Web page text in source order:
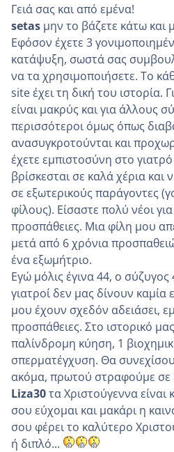
Γειά σας και από εμένα!
setas μην το βάζετε κάτω και
Εφόσον έχετε 3
κατάψυξη, σωστά σας
να τα χρησιμοποιήσετε. Το
site έχει τη δική του ιστορία.
είναι μακρύς και για άλλους
περισσότεροι όμως όπως
ανασυγκροτούνται και
έχετε εμπιστοσύνη στο
βρίσκεσται σε καλά χέρια και
σε εξωτερικούς παράγοντες
φίλους). Είσαστε πολύ νέοι
προσπάθειες. Μια φίλη μου
μετά από 6 χρόνια
ένα εξωμήτριο.
Εγώ μόλις έγινα 44, ο σύζυγος
γιατροί δεν μας δίνουν καμία
μου έχουν σχεδόν αδειάσει,
προσπάθειες. Στο ιστορικό
παλίνδρομη κύηση, 1
σπερματέγχυση. Θα
ακόμα, πρωτού στραφούμε σε
Liza30τα Χριστούγεννα
σου εύχομαι και μακάρι η
σου φέρει το καλύτερο
ή διπλό...